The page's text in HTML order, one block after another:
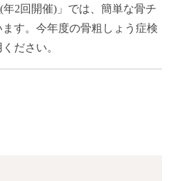
(年2回開催)」では、簡単な骨チ
す。今年度の骨粗しょう症検
ださい。